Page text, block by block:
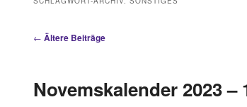
Beitragsnavigation
← Ältere Beiträge
Novemskalender 2023 –